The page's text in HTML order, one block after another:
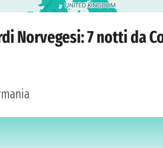
Norvegesi: 7 notti da